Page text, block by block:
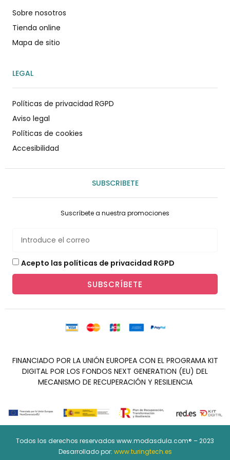
Sobre nosotros
Tienda online
Mapa de sitio
LEGAL
Políticas de privacidad RGPD
Aviso legal
Políticas de cookies
Accesibilidad
SUBSCRIBETE
Suscríbete a nuestra promociones
Acepto las políticas de privacidad RGPD
SUBSCRÍBETE
FINANCIADO POR LA UNIÓN EUROPEA CON EL PROGRAMA KIT
DIGITAL POR LOS FONDOS NEXT GENERATION (EU) DEL
MECANISMO DE RECUPERACIÓN Y RESILIENCIA
Todos los derechos reservados www.modasdula.com® – 2023
Desarrollado por: www.turingtech.es